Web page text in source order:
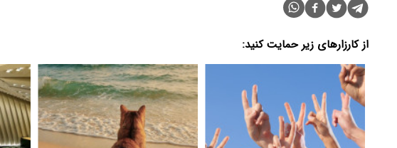
از کارزارهای زیر حمایت کنید: